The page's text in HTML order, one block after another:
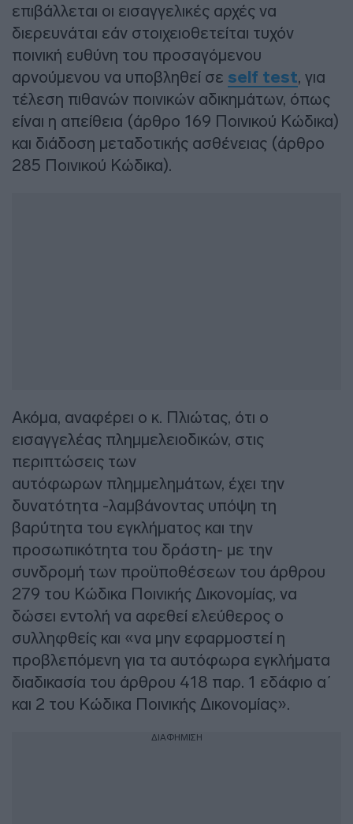
επιβάλλεται οι εισαγγελικές αρχές να
διερευνάται εάν στοιχειοθετείται τυχόν
ποινική ευθύνη του προσαγόμενου
αρνούμενου να υποβληθεί σε self test, για
τέλεση πιθανών ποινικών αδικημάτων, όπως
είναι η απείθεια (άρθρο 169 Ποινικού Κώδικα)
και διάδοση μεταδοτικής ασθένειας (άρθρο
285 Ποινικού Κώδικα).
Ακόμα, αναφέρει ο κ. Πλιώτας, ότι ο
εισαγγελέας πλημμελειοδικών, στις
περιπτώσεις των
αυτόφωρων πλημμελημάτων, έχει την
δυνατότητα -λαμβάνοντας υπόψη τη
βαρύτητα του εγκλήματος και την
προσωπικότητα του δράστη- με την
συνδρομή των προϋποθέσεων του άρθρου
279 του Κώδικα Ποινικής Δικονομίας, να
δώσει εντολή να αφεθεί ελεύθερος ο
συλληφθείς και «να μην εφαρμοστεί η
προβλεπόμενη για τα αυτόφωρα εγκλήματα
διαδικασία του άρθρου 418 παρ. 1 εδάφιο α΄
και 2 του Κώδικα Ποινικής Δικονομίας».
ΔΙΑΦΗΜΙΣΗ